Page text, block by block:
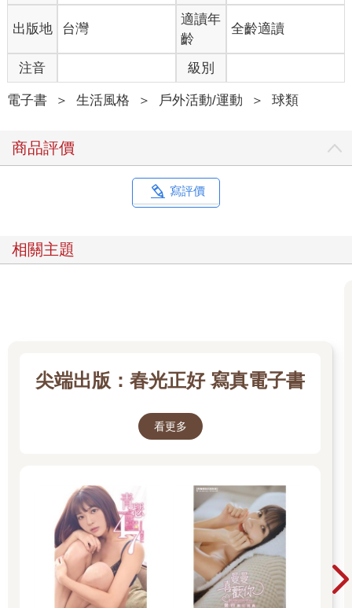
文中提到，像我引導選手所做的換位思考，還不算是同理心養成
的全部，但已至少做到最基礎的：學會覺察個人情緒、對他人情
緒感同身受、進入他人立場評估對方會怎麼想。不過作者認為，
養成同理心時後續還有：設身處地思考對方需求、為設想付出體
貼行動。
用我剛剛舉的例子來說，大概就是想想談薪水的過程時，從老闆
這樣的專業經理人，肯定有比「勝負」更需要守護的價值。要是
選手們能同理這一點，不光拿出專業表現，還能對內、對外都展
現出契合組織文化的精神，為球迷（大眾）帶來良好示範。相信
爭取待遇的過程中，一定可以更加順暢。
再將同樣的同理議題聚焦到正在投手丘上商議對策的投、捕手，
時間在責任推諉及不合時宜的指教，而是盡可能在「相互成就」
上快速凝聚共識與做法。
然後，接下來倒楣的，才會是暫停過後等著被宰割的打者。
容撰寫成一篇文章〈我絕對，不會放棄任何一位球員 〉。如標題
所說的，這正是我拾起教練棒後不斷提醒、砥礪自己的一句話。
回憶過往球員時期，不論是接受過昔日教練、學長的恩寵，還是
低潮時自己暗暗收拾心事的獨處，我都能感受到「支持」的力
嚴厲斥責也好、循循善誘也罷，沒有哪一種教學策略能適用於所
有選手。「因材施教」能穿越千年，自然是至聖先師在春秋戰國
出版地 台灣
適讀年
齡
全齡適讀
注音 級別
電子書 ＞ 生活風格 ＞ 戶外活動/運動 ＞ 球類
商品評價
寫評價
相關主題
尖端出版：春光正好 寫真電子書
看更多